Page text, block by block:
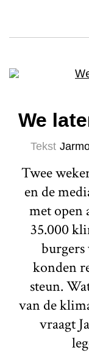
We
Tekst
Twee
en de
met open
35.000
konden
steun.
van de
vraagt